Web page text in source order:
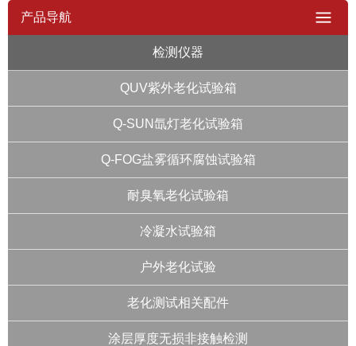
产品导航
检测仪器
QUV紫外老化试验箱
Q-SUN氙灯老化试验箱
Q-FOG盐雾循环腐蚀试验箱
耐臭氧老化试验箱
冷凝水试验箱
户外老化试验
老化测试相关配件
涂层厚度无损非接触检测